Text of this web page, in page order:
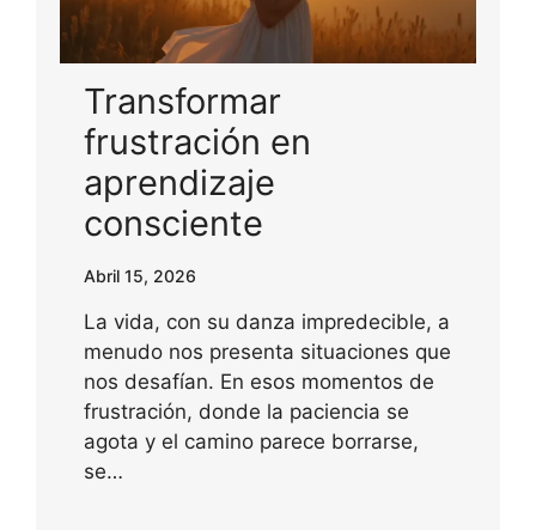
Transformar
frustración en
aprendizaje
consciente
Abril 15, 2026
La vida, con su danza impredecible, a
menudo nos presenta situaciones que
nos desafían. En esos momentos de
frustración, donde la paciencia se
agota y el camino parece borrarse,
se…